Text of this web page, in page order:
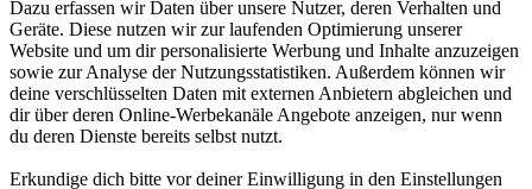
Dazu erfassen wir Daten über unsere Nutzer, deren Verhalten und
Geräte. Diese nutzen wir zur laufenden Optimierung unserer
Website und um dir personalisierte Werbung und Inhalte anzuzeigen
sowie zur Analyse der Nutzungsstatistiken. Außerdem können wir
deine verschlüsselten Daten mit externen Anbietern abgleichen und
dir über deren Online-Werbekanäle Angebote anzeigen, nur wenn
du deren Dienste bereits selbst nutzt.
Erkundige dich bitte vor deiner Einwilligung in den Einstellungen